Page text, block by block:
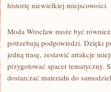
historię niewielkiej miejscowości.
Moda Wrocław może być
potrzebują podpowiedzi. Dzięki
jedną trasę, zestawić atrakcje
przygotować spacer tematyczny.
dostarczać materiału do